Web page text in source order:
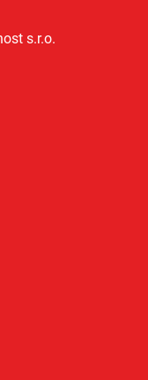
s.r.o.